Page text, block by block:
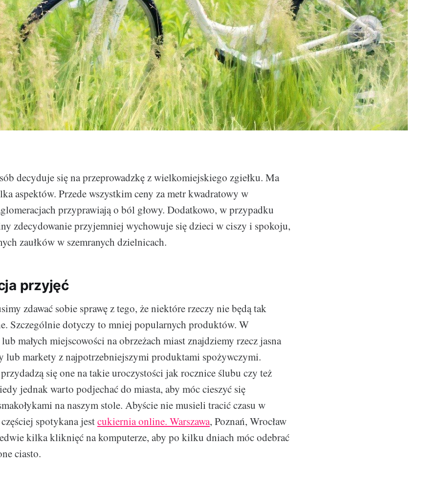
decyduje się na przeprowadzkę z wielkomiejskiego zgiełku. Ma
aspektów. Przede wszystkim ceny za metr kwadratowy w
przyprawiają o ból głowy. Dodatkowo, w przypadku
zdecydowanie przyjemniej wychowuje się dzieci w ciszy i spokoju,
zaułków w szemranych dzielnicach.
przyjęć
zdawać sobie sprawę z tego, że niektóre rzeczy nie będą tak
Szczególnie dotyczy to mniej popularnych produktów. W
małych miejscowości na obrzeżach miast znajdziemy rzecz jasna
lub markety z najpotrzebniejszymi produktami spożywczymi.
się one na takie uroczystości jak rocznice ślubu czy też
jednak warto podjechać do miasta, aby móc cieszyć się
na naszym stole. Abyście nie musieli tracić czasu w
spotykana jestcukiernia online. Warszawa, Poznań, Wrocław
kilka kliknięć na komputerze, aby po kilku dniach móc odebrać
ciasto.